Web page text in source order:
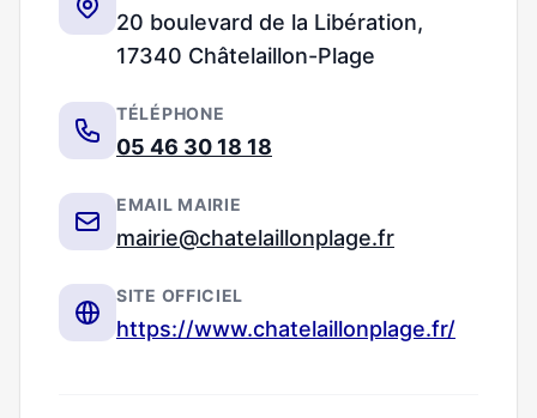
20 boulevard de la Libération,
17340 Châtelaillon-Plage
TÉLÉPHONE
05 46 30 18 18
EMAIL MAIRIE
mairie@chatelaillonplage.fr
SITE OFFICIEL
https://www.chatelaillonplage.fr/